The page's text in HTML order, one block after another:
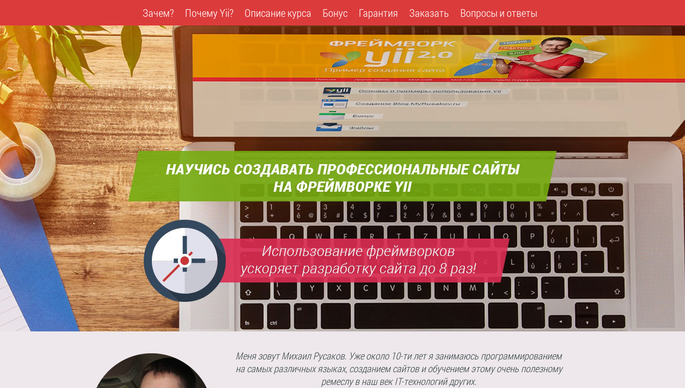
Зачем? Почему Yii? Описание курса Бонус Гарантия Заказать Вопросы и ответы
Меня зовут Михаил Русаков. Уже около 10-ти лет я занимаюсь программированием
на самых различных языках, созданием сайтов и обучением этому очень полезному
ремеслу в наш век IT-технологий других.